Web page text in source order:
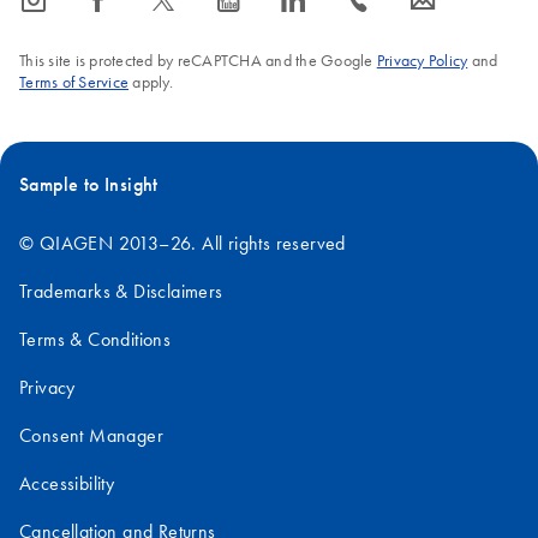
This site is protected by reCAPTCHA and the Google Privacy Policyand
Terms of Service apply.
Sample to Insight
© QIAGEN 2013–26. All rights reserved
Trademarks & Disclaimers
Terms & Conditions
Privacy
Consent Manager
Accessibility
Cancellation and Returns